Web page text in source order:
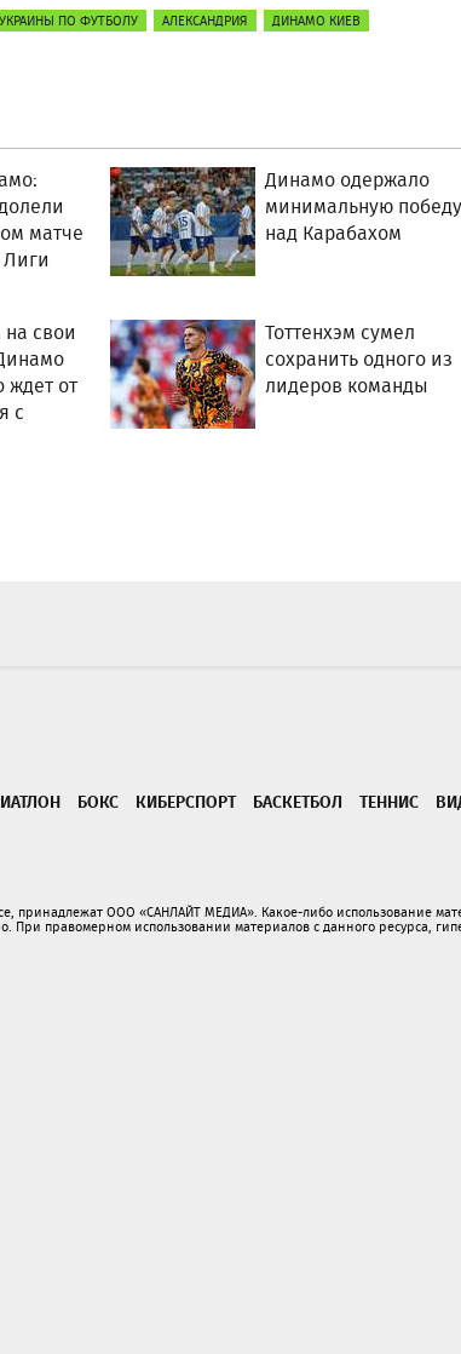
ПО ФУТБОЛУ АЛЕКСАНДРИЯ ДИНАМО КИЕВ
матче
Динамо одержало
минимальную победу
над Карабахом
свои
ждет от
с
Тоттенхэм сумел
сохранить одного из
лидеров команды
БОКС КИБЕРСПОРТ БАСКЕТБОЛ ТЕННИС
принадлежат ООО «САНЛАЙТ МЕДИА». Какое-либо использование
правомерном использовании материалов с данного ресурса,